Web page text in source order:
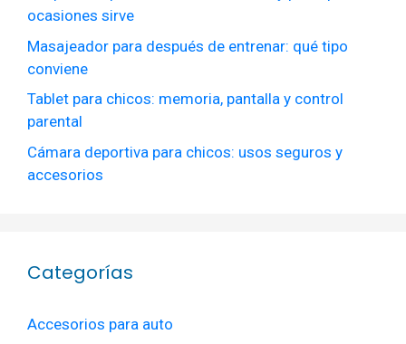
ocasiones sirve
Masajeador para después de entrenar: qué tipo
conviene
Tablet para chicos: memoria, pantalla y control
parental
Cámara deportiva para chicos: usos seguros y
accesorios
Categorías
Accesorios para auto